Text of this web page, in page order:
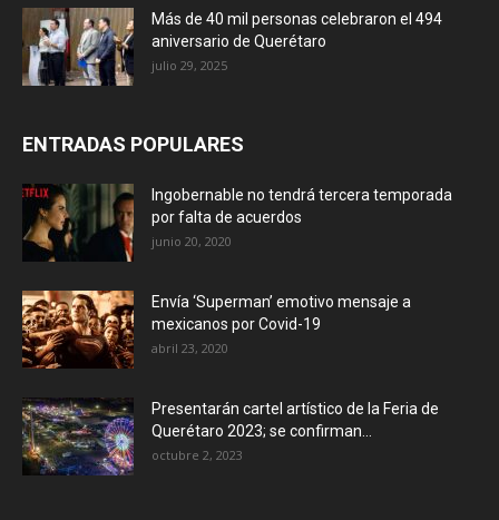
Más de 40 mil personas celebraron el 494
aniversario de Querétaro
julio 29, 2025
ENTRADAS POPULARES
Ingobernable no tendrá tercera temporada
por falta de acuerdos
junio 20, 2020
Envía ‘Superman’ emotivo mensaje a
mexicanos por Covid-19
abril 23, 2020
Presentarán cartel artístico de la Feria de
Querétaro 2023; se confirman...
octubre 2, 2023